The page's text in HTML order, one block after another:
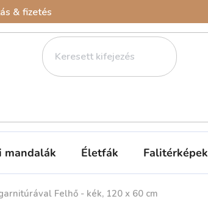
& fizetés
mandalák Életfák Falitérképek
Felhő - kék, 120 x 60 cm